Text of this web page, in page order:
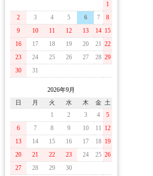
1
2
3 4 5 6 7
8
9
10 11 12 13 14 15
16
17 18 19 20 21 22
23
24 25 26 27 28 29
30
31
2026年9月
日
月 火 水 木 金 土
1
2 3 4
5
6
7 8 9 10 11 12
13
14 15 16 17 18 19
20
21 22 23 24 25 26
27
28 29 30